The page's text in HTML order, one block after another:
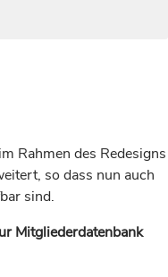
Rahmen des Redesigns
so dass nun auch
sind.
Mitgliederdatenbank